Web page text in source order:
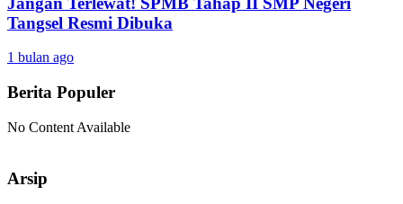
Tangsel Resmi Dibuka
1 bulan ago
Berita Populer
No Content Available
Arsip